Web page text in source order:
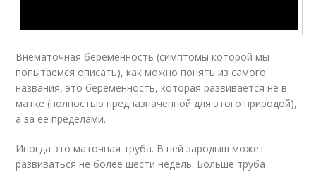
Внематочная беременность (симптомы которой мы
попытаемся описать), как можно понять из самого
названия, это беременность, которая развивается не в
матке (полностью предназначенной для этого природой),
а за ее пределами.
Иногда это маточная труба. В ней зародыш может
развиваться не более шести недель. Больше труба